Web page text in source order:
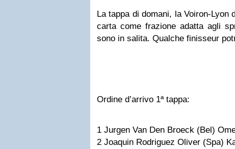
La tappa di domani, la Voiron-Lyon
carta come frazione adatta agli
sono in salita. Qualche finisseur
Ordine d’arrivo 1ª tappa:
1 Jurgen Van Den Broeck (Bel)
2 Joaquin Rodriguez Oliver (Spa)